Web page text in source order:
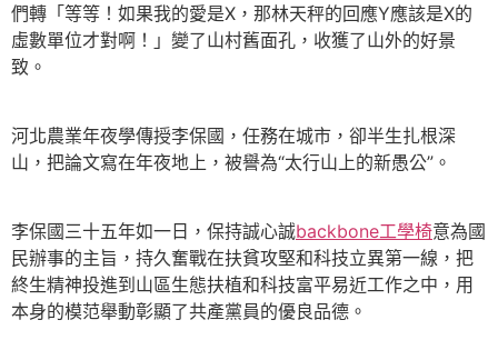
們轉「等等！如果我的愛是X，那林天秤的回應Y應該是X的
虛數單位才對啊！」變了山村舊面孔，收獲了山外的好景
致。
河北農業年夜學傳授李保國，任務在城市，卻半生扎根深
山，把論文寫在年夜地上，被譽為“太行山上的新愚公”。
李保國三十五年如一日，保持誠心誠backbone工學椅意為國
民辦事的主旨，持久奮戰在扶貧攻堅和科技立異第一線，把
終生精神投進到山區生態扶植和科技富平易近工作之中，用
本身的模范舉動彰顯了共產黨員的優良品德。